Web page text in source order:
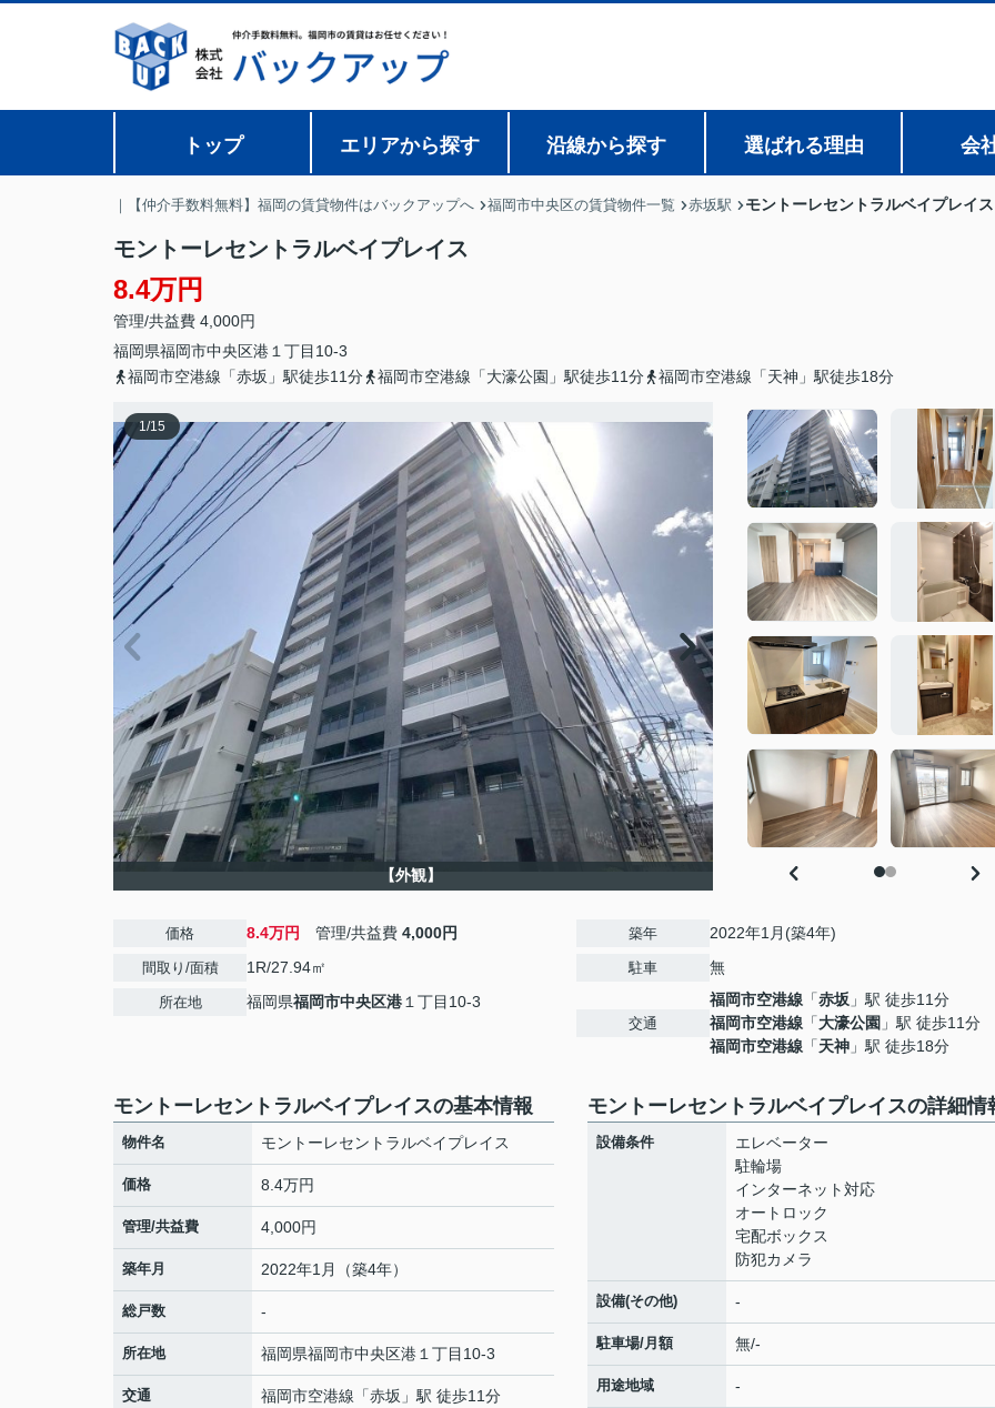
トップ エリアから探す 沿線から探す 選ばれる理由 会
｜【仲介手数料無料】福岡の賃貸物件はバックアップへ 福岡市中央区の賃貸物件一覧 赤坂駅 モントーレセントラルベイプレイス
モントーレセントラルベイプレイス
8.4万円
管理/共益費 4,000円
福岡県福岡市中央区港 １丁目10-3
福岡市空港線「赤坂」駅徒歩11分
福岡市空港線「大濠公園」駅徒歩11分 福岡市空港線「天神」駅徒歩18分
1/15
【外観】
価格 8.4万円 管理/共益費 4,000円
間取り/面積 1R/27.94㎡
所在地 福岡県福岡市中央区港 １丁目10-3
築年 2022年1月(築4年)
駐車 無
交通
福岡市空港線 「赤坂 」駅 徒歩11分
福岡市空港線 「大濠公園 」駅 徒歩11分
福岡市空港線 「天神 」駅 徒歩18分
モントーレセントラルベイプレイスの基本情報
物件名 モントーレセントラルベイプレイス
価格 8.4万円
管理/共益費 4,000円
築年月 2022年1月（築4年）
総戸数 -
所在地 福岡県福岡市中央区港 １丁目10-3
交通 福岡市空港線 「赤坂 」駅 徒歩11分
モントーレセントラルベイプレイスの詳細情
設備条件
エレベーター
駐輪場
インターネット対応
オートロック
宅配ボックス
防犯カメラ
設備(その他) -
駐車場/月額 無/-
用途地域 -